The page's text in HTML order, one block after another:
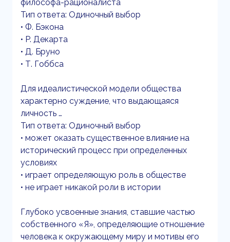
философа-рационалиста
Тип ответа: Одиночный выбор
• Ф. Бэкона
• P. Декарта
• Д. Бруно
• Т. Гоббса
Для идеалистической модели общества
характерно суждение, что выдающаяся
личность …
Тип ответа: Одиночный выбор
• может оказать существенное влияние на
исторический процесс при определенных
условиях
• играет определяющую роль в обществе
• не играет никакой роли в истории
Глубоко усвоенные знания, ставшие частью
собственного «Я», определяющие отношение
человека к окружающему миру и мотивы его